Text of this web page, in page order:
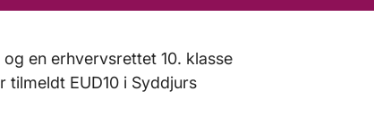
en erhvervsrettet 10. klasse
tilmeldt EUD10 i Syddjurs